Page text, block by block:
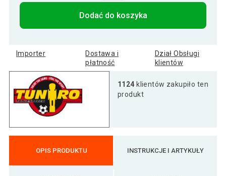
Dodać do koszyka
Importer
Dostawa i
płatność
Dział Obsługi
klientów
1124 klientów zakupiło ten
produkt
OPIS PRODUKTU INSTRUKCJE I ARTYKUŁY